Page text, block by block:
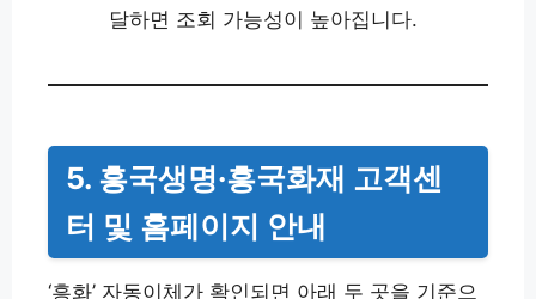
달하면 조회 가능성이 높아집니다.
5. 흥국생명·흥국화재 고객센
터 및 홈페이지 안내
‘흥화’ 자동이체가 확인되면 아래 두 곳을 기준으